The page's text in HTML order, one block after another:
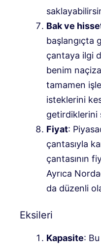
Bak ve
başlangıçta
çantaya ilgi
benim
tamamen
isteklerini
getirdiklerini
Fiyat:
çantasıyla
çantasının
Ayrıca
da düzenli
Eksileri
Kapasite: